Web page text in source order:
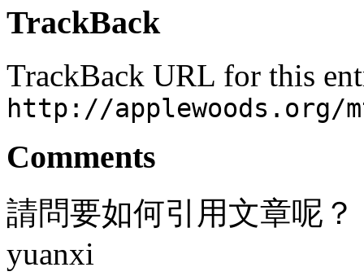
TrackBack
TrackBack URL for this
http://applewoods.org/
Comments
請問要如何引用文章呢？
yuanxi